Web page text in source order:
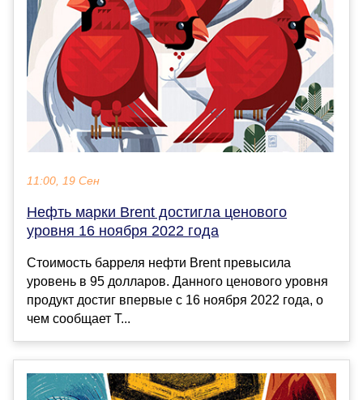
11:00, 19 Сен
Нефть марки Brent достигла ценового
уровня 16 ноября 2022 года
Стоимость барреля нефти Brent превысила
уровень в 95 долларов. Данного ценового уровня
продукт достиг впервые с 16 ноября 2022 года, о
чем сообщает Т...